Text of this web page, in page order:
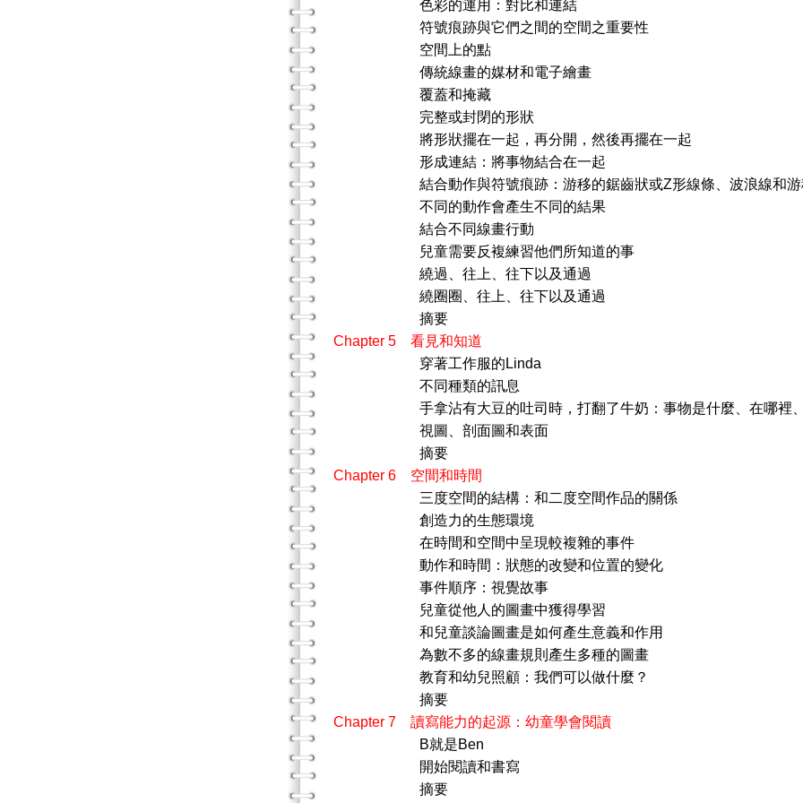
色彩的運用：對比和連結
符號痕跡與它們之間的空間之重要性
空間上的點
傳統線畫的媒材和電子繪畫
覆蓋和掩藏
完整或封閉的形狀
將形狀擺在一起，再分開，然後再擺在一起
形成連結：將事物結合在一起
結合動作與符號痕跡：游移的鋸齒狀或Z形線條、波浪線和游
不同的動作會產生不同的結果
結合不同線畫行動
兒童需要反複練習他們所知道的事
繞過、往上、往下以及通過
繞圈圈、往上、往下以及通過
摘要
Chapter 5 看見和知道
穿著工作服的Linda
不同種類的訊息
手拿沾有大豆的吐司時，打翻了牛奶：事物是什麼、在哪裡、
視圖、剖面圖和表面
摘要
Chapter 6 空間和時間
三度空間的結構：和二度空間作品的關係
創造力的生態環境
在時間和空間中呈現較複雜的事件
動作和時間：狀態的改變和位置的變化
事件順序：視覺故事
兒童從他人的圖畫中獲得學習
和兒童談論圖畫是如何產生意義和作用
為數不多的線畫規則產生多種的圖畫
教育和幼兒照顧：我們可以做什麼？
摘要
Chapter 7 讀寫能力的起源：幼童學會閱讀
B就是Ben
開始閱讀和書寫
摘要